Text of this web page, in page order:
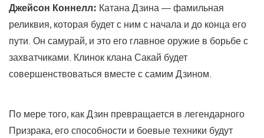
Джейсон Коннелл: Катана Дзина — фамильная
реликвия, которая будет с ним с начала и до конца его
пути. Он самурай, и это его главное оружие в борьбе с
захватчиками. Клинок клана Сакай будет
совершенствоваться вместе с самим Дзином.
По мере того, как Дзин превращается в легендарного
Призрака, его способности и боевые техники будут